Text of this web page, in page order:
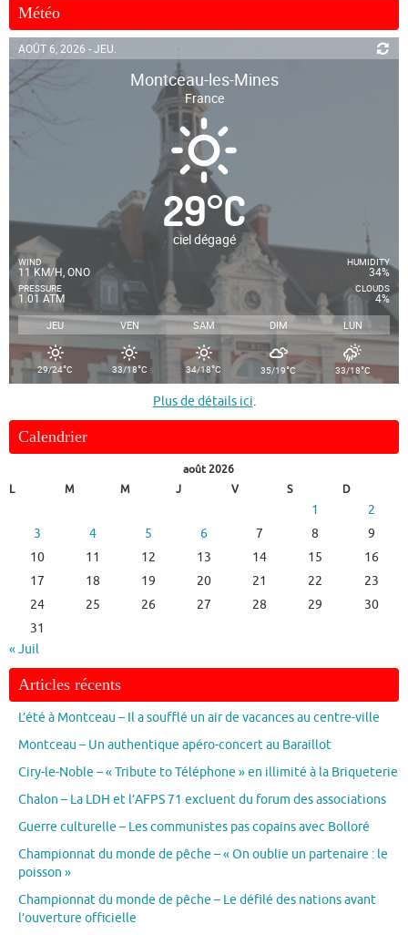
Météo
AOÛT 6, 2026 - JEU.
Montceau-les-Mines
France
29°C
ciel dégagé
WIND
11 KM/H, ONO
PRESSURE
1.01 ATM
HUMIDITY
34%
CLOUDS
4%
JEU VEN SAM DIM LUN
29/24°C 33/18°C 34/18°C 35/19°C 33/18°C
Plus de détails ici.
Calendrier
août 2026
L
M M J V S D
1
2
3
4 5 6 7 8
9
10
11 12 13 14 15
16
17
18 19 20 21 22
23
24
25 26 27 28 29
30
31
« Juil
Articles récents
L’été à Montceau – Il a soufflé un air de vacances au centre-ville
Montceau – Un authentique apéro-concert au Baraillot
Ciry-le-Noble – « Tribute to Téléphone » en illimité à la Briqueterie
Chalon – La LDH et l’AFPS 71 excluent du forum des associations
Guerre culturelle – Les communistes pas copains avec Bolloré
Championnat du monde de pêche – « On oublie un partenaire : le
poisson »
Championnat du monde de pêche – Le défilé des nations avant
l’ouverture officielle